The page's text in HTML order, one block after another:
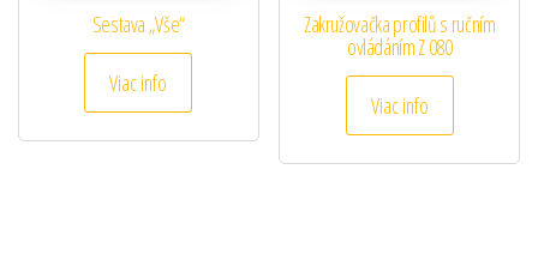
Sestava „Vše“
Viac info
Zakružovačka profilů s ručním
ovládáním Z 080
Viac info